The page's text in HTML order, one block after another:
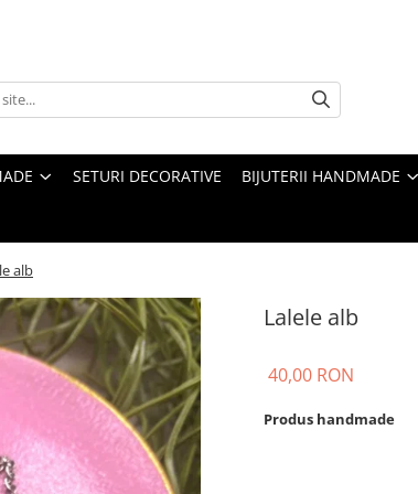
SETURI DECORATIVE BIJUTERII HANDMADE
alb
Lalele alb
40,00 RON
Produs handmade